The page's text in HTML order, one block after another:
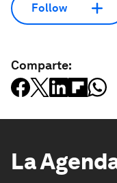
Follow
Comparte:
La